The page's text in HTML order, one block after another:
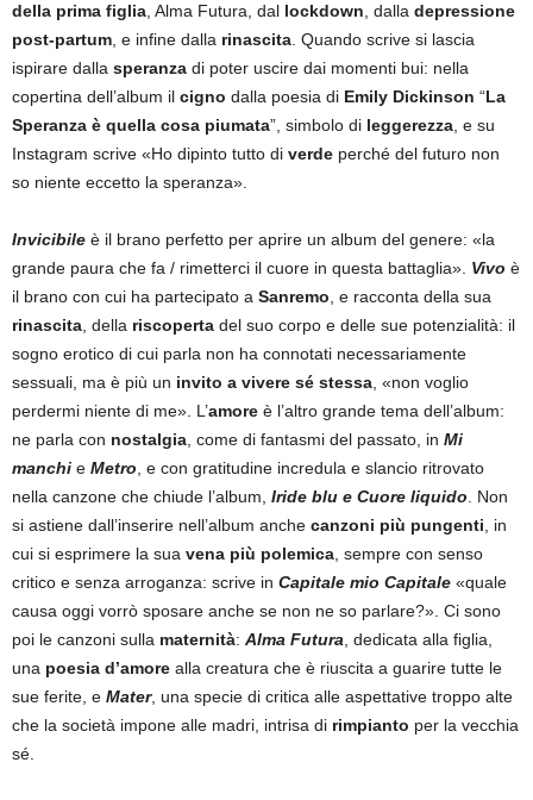
della prima figlia, Alma Futura, dal lockdown, dalla depressione
post-partum, e infine dalla rinascita. Quando scrive si lascia
ispirare dalla speranza di poter uscire dai momenti bui: nella
copertina dell’album il cigno dalla poesia di Emily Dickinson “La
Speranza è quella cosa piumata”, simbolo di leggerezza, e su
Instagram scrive «Ho dipinto tutto di verde perché del futuro non
so niente eccetto la speranza».
Invicibile è il brano perfetto per aprire un album del genere: «la
grande paura che fa / rimetterci il cuore in questa battaglia». Vivo è
il brano con cui ha partecipato a Sanremo, e racconta della sua
rinascita, della riscoperta del suo corpo e delle sue potenzialità: il
sogno erotico di cui parla non ha connotati necessariamente
sessuali, ma è più un invito a vivere sé stessa, «non voglio
perdermi niente di me». L’amore è l’altro grande tema dell’album:
ne parla con nostalgia, come di fantasmi del passato, in Mi
manchi e Metro, e con gratitudine incredula e slancio ritrovato
nella canzone che chiude l’album, Iride blu e Cuore liquido. Non
si astiene dall’inserire nell’album anche canzoni più pungenti, in
cui si esprimere la sua vena più polemica, sempre con senso
critico e senza arroganza: scrive in Capitale mio Capitale «quale
causa oggi vorrò sposare anche se non ne so parlare?». Ci sono
poi le canzoni sulla maternità: Alma Futura, dedicata alla figlia,
una poesia d’amore alla creatura che è riuscita a guarire tutte le
sue ferite, e Mater, una specie di critica alle aspettative troppo alte
che la società impone alle madri, intrisa di rimpianto per la vecchia
sé.